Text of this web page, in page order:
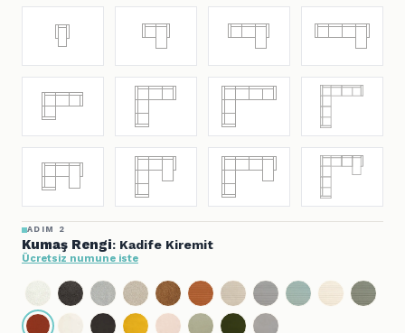
ADIM 2
Kumaş Rengi: Kadife Kiremit
Ücretsiz numune iste